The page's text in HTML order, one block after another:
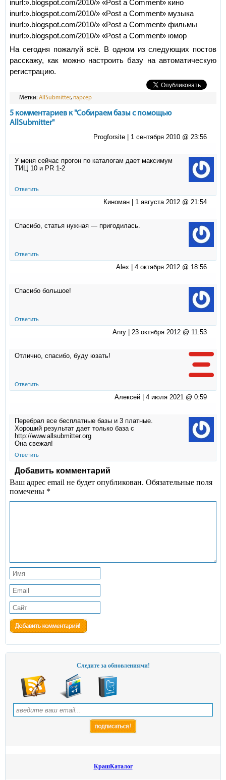
inurl:».blogspot.com/2010/» «Post a Comment» кино
inurl:».blogspot.com/2010/» «Post a Comment» музыка
inurl:».blogspot.com/2010/» «Post a Comment» фильмы
inurl:».blogspot.com/2010/» «Post a Comment» юмор
На сегодня пожалуй всё. В одном из следующих постов
расскажу, как можно настроить базу на автоматическую
регистрацию.
Метки: AllSubmitter, парсер
5 комментариев к "Собираем базы с помощью
AllSubmitter"
Progforsite | 1 сентября 2010 @ 23:56
У меня сейчас прогон по каталогам дает максимум
ТИЦ 10 и PR 1-2
Ответить
Киноман | 1 августа 2012 @ 21:54
Спасибо, статья нужная — пригодилась.
Ответить
Alex | 4 октября 2012 @ 18:56
Спасибо большое!
Ответить
Anry | 23 октября 2012 @ 11:53
Отлично, спасибо, буду юзать!
Ответить
Алексей | 4 июля 2021 @ 0:59
Перебрал все бесплатные базы и 3 платные.
Хороший результат дает только база с
http://www.allsubmitter.org
Она свежая!
Ответить
Добавить комментарий
Ваш адрес email не будет опубликован. Обязательные поля
помечены *
Следите за обновлениями!
КрашКаталог